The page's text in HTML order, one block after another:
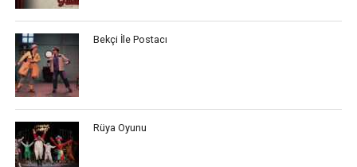
Bekçi İle Postacı
Rüya Oyunu